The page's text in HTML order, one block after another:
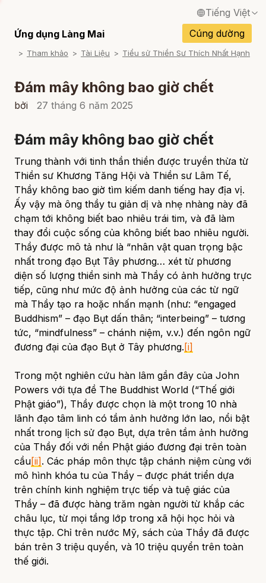
Tiếng Việt
English / Tiếng Anh
Français / Tiếng Pháp
Español / Tiếng Tây Ban Nha
Deutsch / Tiếng Đức
Português / Tiếng Bồ Đào Nha
ภาษาไทย / Tiếng Thái
Ứng dụng Làng Mai Cúng dường
Tham khảo Tài Liệu Tiểu sử Thiền Sư Thích Nhất Hạnh
Đám mây không bao giờ chết
bởi 27 tháng 6 năm 2025
Đám mây không bao giờ chết
Trung thành với tinh thần thiền được truyền thừa từ
Thiền sư Khương Tăng Hội và Thiền sư Lâm Tế,
Thầy không bao giờ tìm kiếm danh tiếng hay địa vị.
Ấy vậy mà ông thầy tu giản dị và nhẹ nhàng này đã
chạm tới không biết bao nhiêu trái tim, và đã làm
thay đổi cuộc sống của không biết bao nhiêu người.
Thầy được mô tả như là “nhân vật quan trọng bậc
nhất trong đạo Bụt Tây phương… xét từ phương
diện số lượng thiền sinh mà Thầy có ảnh hưởng trực
tiếp, cũng như mức độ ảnh hưởng của các từ ngữ
mà Thầy tạo ra hoặc nhấn mạnh (như: “engaged
Buddhism” – đạo Bụt dấn thân; “interbeing” – tương
tức, “mindfulness” – chánh niệm, v.v.) đến ngôn ngữ
đương đại của đạo Bụt ở Tây phương. [i]
Trong một nghiên cứu hàn lâm gần đây của John
Powers với tựa đề The Buddhist World (“Thế giới
Phật giáo”), Thầy được chọn là một trong 10 nhà
lãnh đạo tâm linh có tầm ảnh hưởng lớn lao, nổi bật
nhất trong lịch sử đạo Bụt, dựa trên tầm ảnh hưởng
của Thầy đối với nền Phật giáo đương đại trên toàn
cầu[ii] . Các pháp môn thực tập chánh niệm cùng với
mô hình khóa tu của Thầy – được phát triển dựa
trên chính kinh nghiệm trực tiếp và tuệ giác của
Thầy – đã được hàng trăm ngàn người từ khắp các
châu lục, từ mọi tầng lớp trong xã hội học hỏi và
thực tập. Chỉ trên nước Mỹ, sách của Thầy đã được
bán trên 3 triệu quyển, và 10 triệu quyển trên toàn
thế giới.